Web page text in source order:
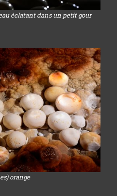
éclatant dans un petit gour
orange